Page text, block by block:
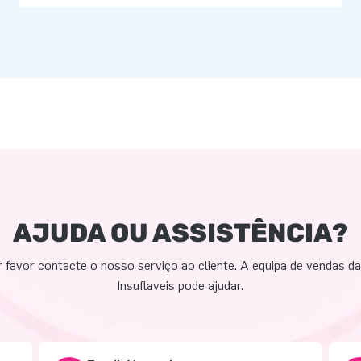
AJUDA OU ASSISTÊNCIA?
favor contacte o nosso serviço ao cliente. A equipa de vendas
Insuflaveis pode ajudar.